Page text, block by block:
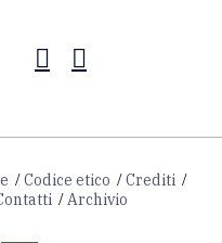
Codice etico
Crediti
Archivio